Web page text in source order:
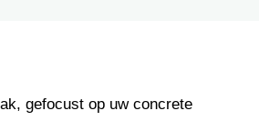
gefocust op uw concrete